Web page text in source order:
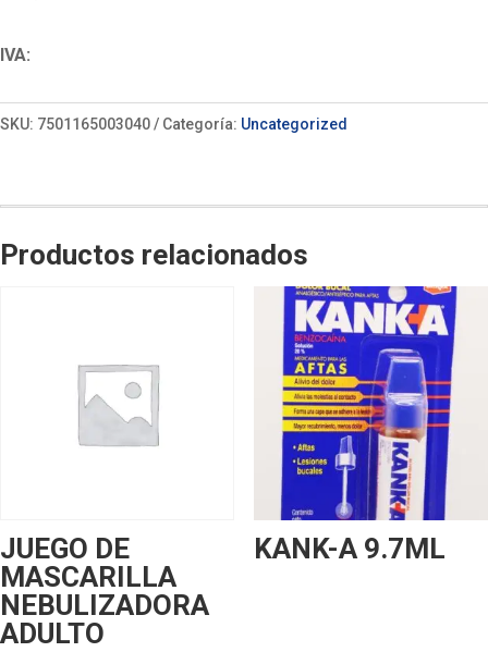
IVA:
SKU: 7501165003040 Categoría: Uncategorized
Productos relacionados
JUEGO DE
MASCARILLA
NEBULIZADORA
ADULTO
KANK-A 9.7ML